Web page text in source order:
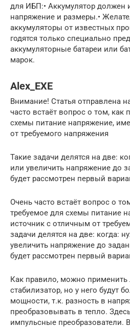
для ИБП:• Аккумулятор должен
напряжение и размеры.•
аккумуляторы от известных
годятся только специально
аккумуляторные батареи или
марок.
Alex_EXE
Внимание! Статья отправлена
часто встаёт вопрос о том, как
схемы питание напряжение,
от требуемого напряжения
Такие задачи делятся на две:
или увеличить напряжение до
будет рассмотрен первый
Очень часто встаёт вопрос о
требуемое для схемы питание
источник с отличным от
задачи делятся на две: когда:
увеличить напряжение до
будет рассмотрен первый
Как правило, можно
стабилизатор, но у него будут
мощности, т.к. разность в
преобразовывать в тепло.
импульсные